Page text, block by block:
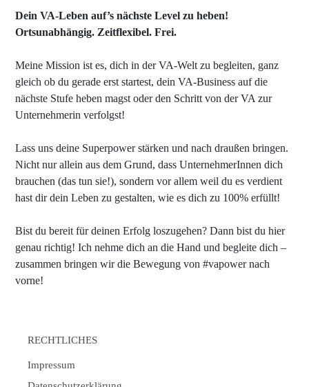
Dein VA-Leben auf’s nächste Level zu heben!
Ortsunabhängig. Zeitflexibel. Frei.
Meine Mission ist es, dich in der VA-Welt zu begleiten, ganz
gleich ob du gerade erst startest, dein VA-Business auf die
nächste Stufe heben magst oder den Schritt von der VA zur
Unternehmerin verfolgst!
Lass uns deine Superpower stärken und nach draußen bringen.
Nicht nur allein aus dem Grund, dass UnternehmerInnen dich
brauchen (das tun sie!), sondern vor allem weil du es verdient
hast dir dein Leben zu gestalten, wie es dich zu 100% erfüllt!
Bist du bereit für deinen Erfolg loszugehen? Dann bist du hier
genau richtig! Ich nehme dich an die Hand und begleite dich –
zusammen bringen wir die Bewegung von #vapower nach
vorne!
RECHTLICHES
Impressum